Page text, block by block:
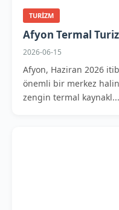
TURIZM
Afyon Termal
2026-06-15
Afyon, Haziran 2026
önemli bir merkez
zengin termal kaynakl...